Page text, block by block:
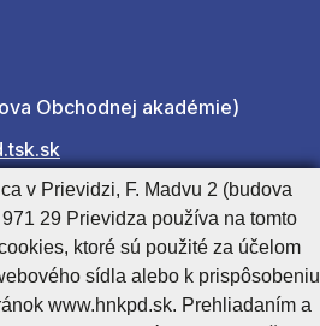
Obchodnej akadémie)
- viac informáciíVyhlásenie o prístupnosti
v Prievidzi, F. Madvu 2 (budova
29 Prievidza používa na tomto
ktoré sú použité za účelom
sídla alebo k prispôsobeniu
www.hnkpd.sk. Prehliadaním a